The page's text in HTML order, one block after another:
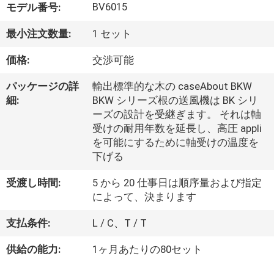
ビ
オ
つ
い
モデル番号: BV6015
最小注文数量: 1 セット
価格: 交渉可能
パッケージの詳
細:
輸出標準的な木の caseAbout BKW
BKW シリーズ根の送風機は BK シリ
ーズの設計を受継ぎます。 それは軸
受けの耐用年数を延長し、高圧 appli
を可能にするために軸受けの温度を
下げる
受渡し時間:
5 から 20 仕事日は順序量および指定
によって、決まります
支払条件: L / C、T / T
供給の能力: 1ヶ月あたりの80セット